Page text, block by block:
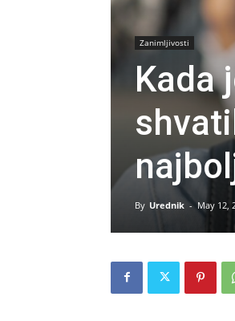
Zanimljivosti
Kada
By Urednik - May 12,